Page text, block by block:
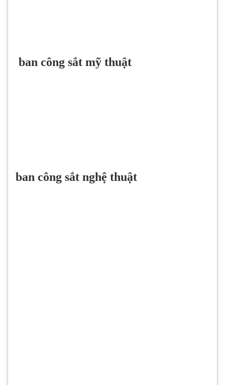
ban công sắt mỹ thuật
ban công sắt nghệ thuật